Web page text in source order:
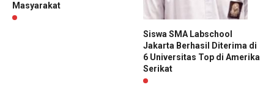
Masyarakat
Siswa SMA Labschool
Jakarta Berhasil Diterima di
6 Universitas Top di Amerika
Serikat